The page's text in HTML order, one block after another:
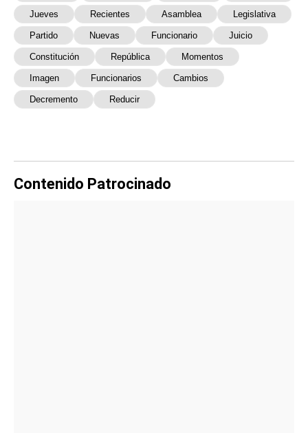
Jueves Recientes Asamblea Legislativa
Partido Nuevas Funcionario Juicio
Constitución República Momentos
Imagen Funcionarios Cambios
Decremento Reducir
Contenido Patrocinado